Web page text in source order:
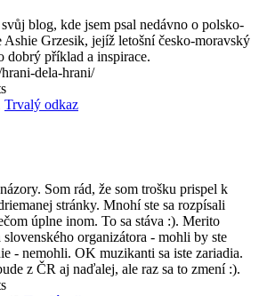
blog, kde jsem psal nedávno o polsko-
Grzesik, jejíž letošní česko-moravský
dobrý příklad a inspirace.
dela-hrani/
Trvalý odkaz
Som rád, že som trošku prispel k
stránky. Mnohí ste sa rozpísali
úplne inom. To sa stáva :). Merito
organizátora - mohli by ste
- nemohli. OK muzikanti sa iste zariadia.
z ČR aj naďalej, ale raz sa to zmení :).